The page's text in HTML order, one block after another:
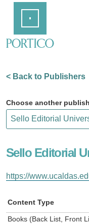
Content
< Back to Publishers
Choose another
Sello Editorial
https://
Content Type
Books (Back List, Front